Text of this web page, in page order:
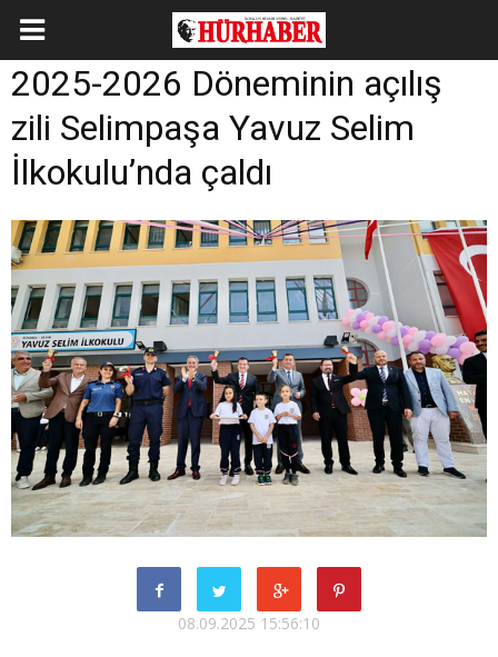
2025-2026 Döneminin açılış
zili Selimpaşa Yavuz Selim
İlkokulu’nda çaldı
08.09.2025 15:56:10